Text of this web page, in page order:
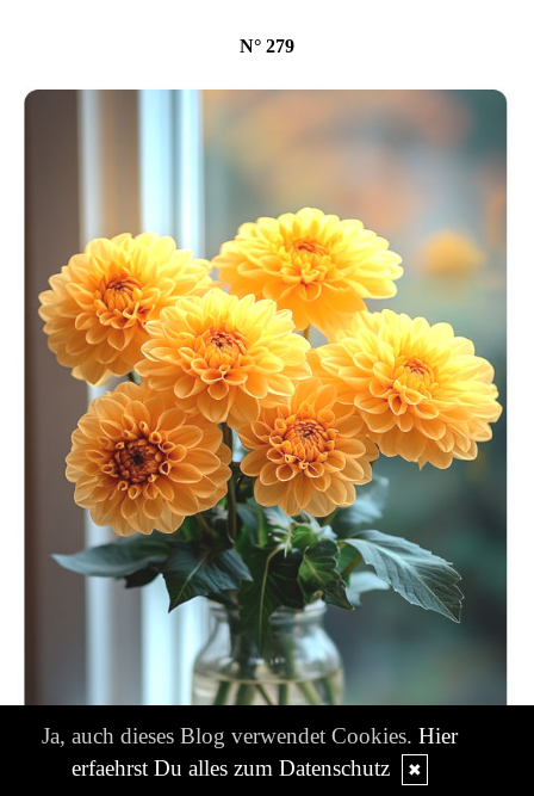
N° 279
Ja, auch dieses Blog verwendet Cookies. Hier
erfaehrst Du alles zum Datenschutz
✖